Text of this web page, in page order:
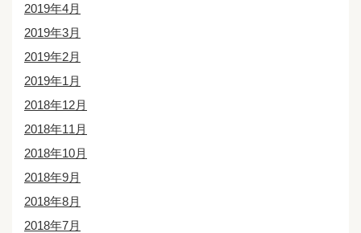
2019年4月
2019年3月
2019年2月
2019年1月
2018年12月
2018年11月
2018年10月
2018年9月
2018年8月
2018年7月